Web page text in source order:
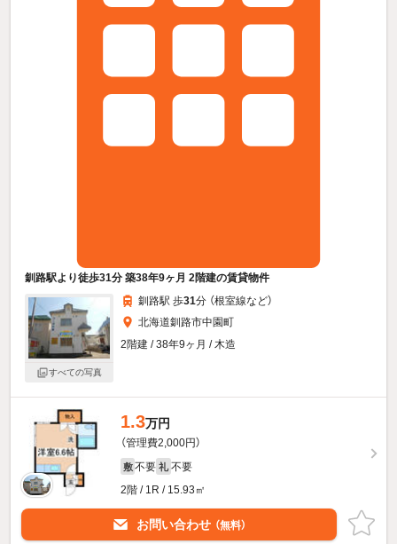
釧路駅より徒歩31分 築38年9ヶ月 2階建の賃貸物件
すべての写真
釧路駅 歩31分 （根室線など）
北海道釧路市中園町
2階建 / 38年9ヶ月 / 木造
1.3万円
（管理費2,000円）
敷 不要 礼 不要
2階 / 1R / 15.93㎡
お問い合わせ （無料）